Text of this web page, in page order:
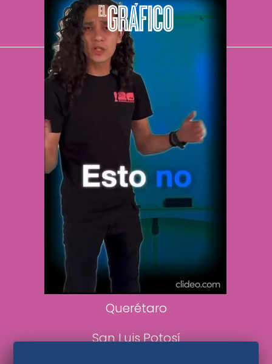
El Universal
Vive USA
Clase
De 10 sports
DeDinero
Confabulario
Aviso Oportuno
Consultas
Querétaro
San Luis Potosí